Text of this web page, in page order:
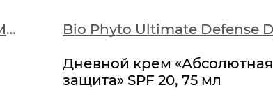
Unstress Comfort Cleansing Mousse
Дневной крем «Абсолютная
защита» SPF 20, 75 мл